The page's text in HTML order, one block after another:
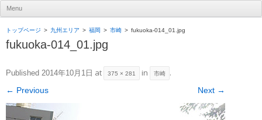
UR賃貸住宅ナビ
Menu
トップページ 九州エリア 福岡 市崎 fukuoka-014_01.jpg
fukuoka-014_01.jpg
Published 2014年10月1日 at 375 × 281 in 市崎 .
← Previous Next →